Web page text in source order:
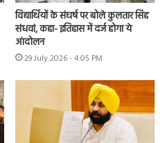
विद्यार्थियों के संघर्ष पर बोले कुलतार सिंह
संधवां, कहा- इतिहास में दर्ज होगा ये
आंदोलन
29 July 2026 - 4:05 PM